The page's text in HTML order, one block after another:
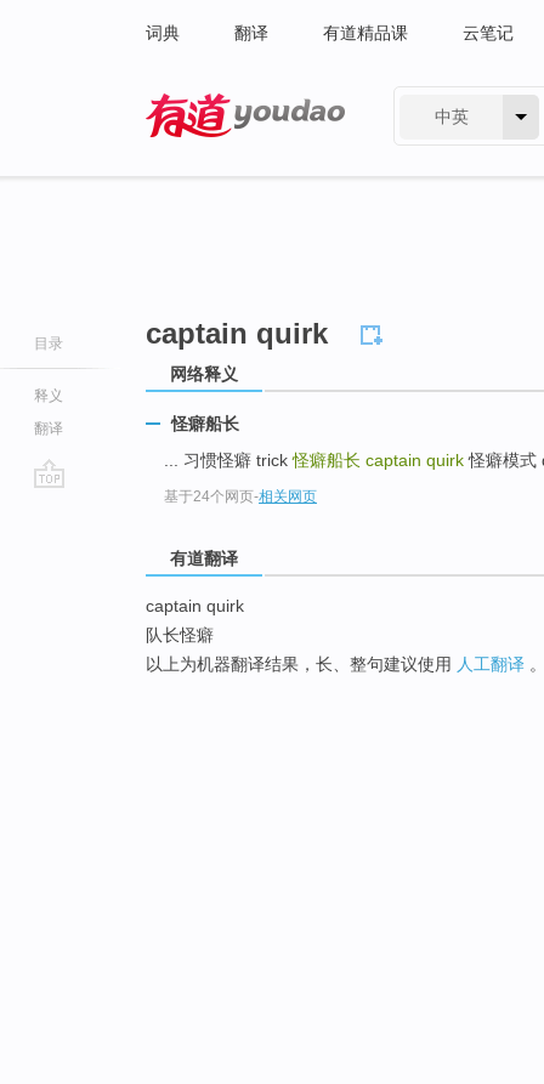
词典 翻译 有道精品课 云笔记
中英
目录
释义
翻译
captain quirk
网络释义
怪癖船长
... 习惯怪癖 trick怪癖船长 captain quirk怪癖模式
基于24个网页-相关网页
有道翻译
captain quirk
队长怪癖
以上为机器翻译结果，长、整句建议使用 人工翻译